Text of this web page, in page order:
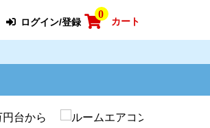
ログイン/登録
0
カート